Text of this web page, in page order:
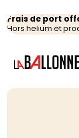
Frais de port
Hors helium et